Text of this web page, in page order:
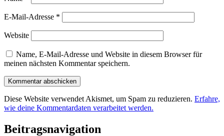
E-Mail-Adresse *
Website
Name, E-Mail-Adresse und Website in diesem Browser für
meinen nächsten Kommentar speichern.
Diese Website verwendet Akismet, um Spam zu reduzieren. Erfahre,
wie deine Kommentardaten verarbeitet werden.
Beitragsnavigation